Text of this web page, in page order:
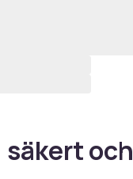
säkert och